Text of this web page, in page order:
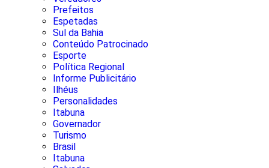
Prefeitos
Espetadas
Sul da Bahia
Conteúdo Patrocinado
Esporte
Política Regional
Informe Publicitário
Ilhéus
Personalidades
Itabuna
Governador
Turismo
Brasil
Itabuna